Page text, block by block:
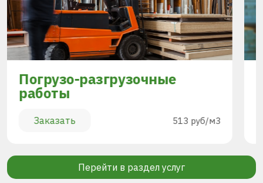
Погрузо-разгрузочные
работы
Заказать 513 руб/м3
Перейти в раздел услуг